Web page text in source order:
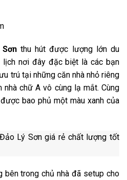
thu hút được lượng lớn du
lịch nơi đây đặc biệt là các bạn
trú tại những căn nhà nhỏ riêng
chữ A vô cùng lạ mắt. Cùng
bao phủ một màu xanh của
bên trong chủ nhà đã setup cho